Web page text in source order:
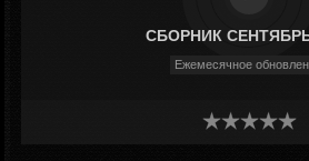
СБОРНИК
Ежемесячное